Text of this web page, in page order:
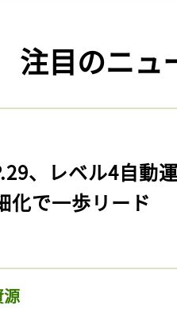
注目のニュ
、レベル4自動
化で一歩リード